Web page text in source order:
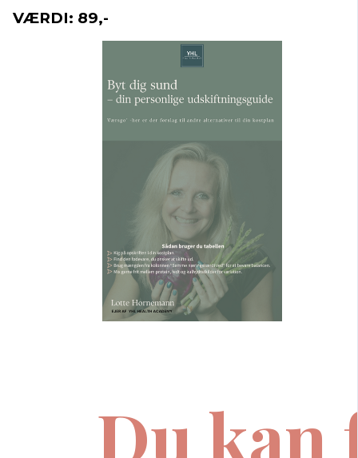
VÆRDI: 89,-
Du kan